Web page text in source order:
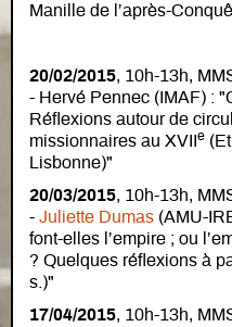
Manille de l’après-
20/02/2015, 10h-13h,
- Hervé Pennec (IMAF) :
Réflexions autour de
missionnaires au XVII
e
Lisbonne)"
20/03/2015, 10h-13h,
- Juliette Dumas (AMU-
font-elles l’empire ; ou
? Quelques réflexions à
s.)"
17/04/2015, 10h-13h,